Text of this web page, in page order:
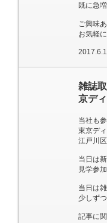
既に急増
ご興味あ
お気軽にお
2017.6.1
雑誌
京デ
当社も参
東京ディ
江戸川
当日は
見学参加
当日は
少しずつ
記事に関